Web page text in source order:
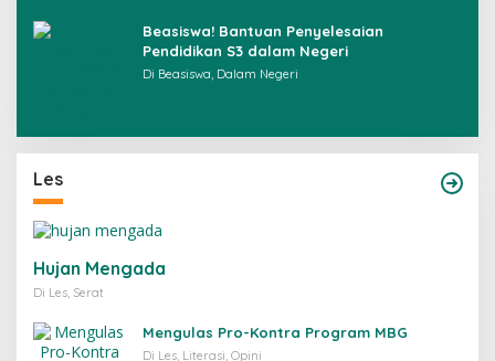
Beasiswa! Bantuan Penyelesaian
Pendidikan S3 dalam Negeri
Di Beasiswa, Dalam Negeri
Les
Hujan Mengada
Di Les, Serat
Mengulas Pro-Kontra Program MBG
Di Les, Literasi, Opini